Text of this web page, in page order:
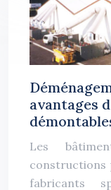
avantages
Les
constructions
fabricants